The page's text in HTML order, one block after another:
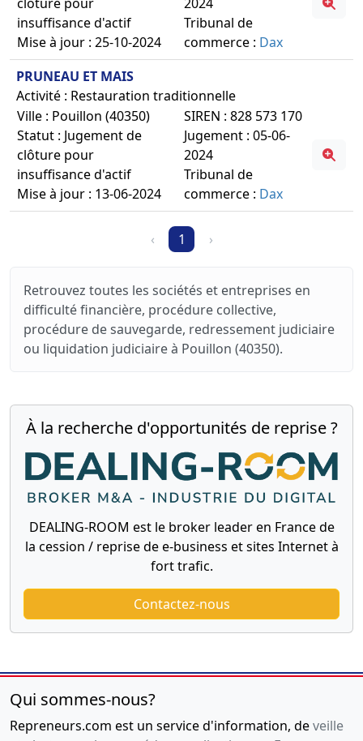
insuffisance d'actif
Mise à jour : 25-10-2024
Tribunal de
commerce : Dax
PRUNEAU ET MAIS
Activité : Restauration traditionnelle
Ville : Pouillon (40350)
Statut : Jugement de
clôture pour
insuffisance d'actif
Mise à jour : 13-06-2024
SIREN : 828 573 170
Jugement : 05-06-
2024
Tribunal de
commerce : Dax
‹ 1 ›
Retrouvez toutes les sociétés et entreprises en
difficulté financière, procédure collective,
procédure de sauvegarde, redressement judiciaire
ou liquidation judiciaire à Pouillon (40350).
À la recherche d'opportunités de reprise ?
DEALING-ROOM est le broker leader en France de
la cession / reprise de e-business et sites Internet à
fort trafic.
Contactez-nous
Qui sommes-nous?
Repreneurs.com est un service d'information, deveille